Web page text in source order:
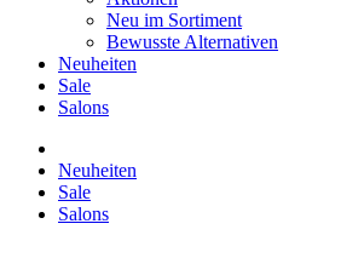
Neu im Sortiment
Bewusste Alternativen
Neuheiten
Sale
Salons
Neuheiten
Sale
Salons